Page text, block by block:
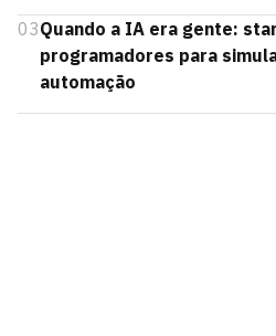
03Quando a IA era gente:
programadores para
automação